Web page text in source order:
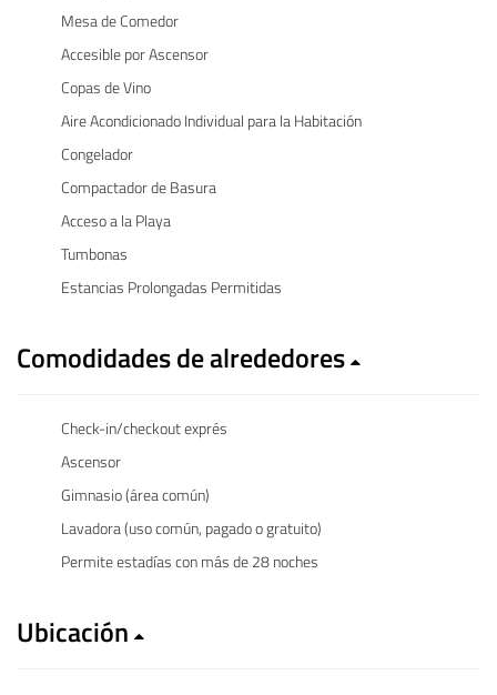
Mesa de Comedor
Accesible por Ascensor
Copas de Vino
Aire Acondicionado Individual para la Habitación
Congelador
Compactador de Basura
Acceso a la Playa
Tumbonas
Estancias Prolongadas Permitidas
Comodidades de alrededores
Check-in/checkout exprés
Ascensor
Gimnasio (área común)
Lavadora (uso común, pagado o gratuito)
Permite estadías con más de 28 noches
Ubicación